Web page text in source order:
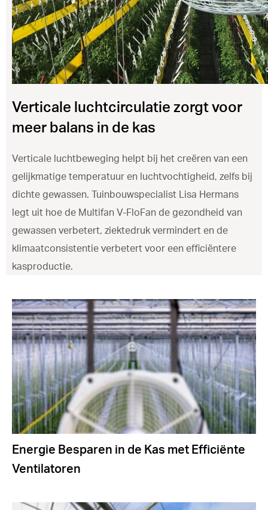
Verticale luchtcirculatie zorgt voor
meer balans in de kas
Verticale luchtbeweging helpt bij het creëren van een
gelijkmatige temperatuur en luchtvochtigheid, zelfs bij
dichte gewassen. Tuinbouwspecialist Lisa Hermans
legt uit hoe de Multifan V-FloFan de gezondheid van
gewassen verbetert, ziektedruk vermindert en de
klimaatconsistentie verbetert voor een efficiëntere
kasproductie.
Energie Besparen in de Kas met Efficiënte
Ventilatoren